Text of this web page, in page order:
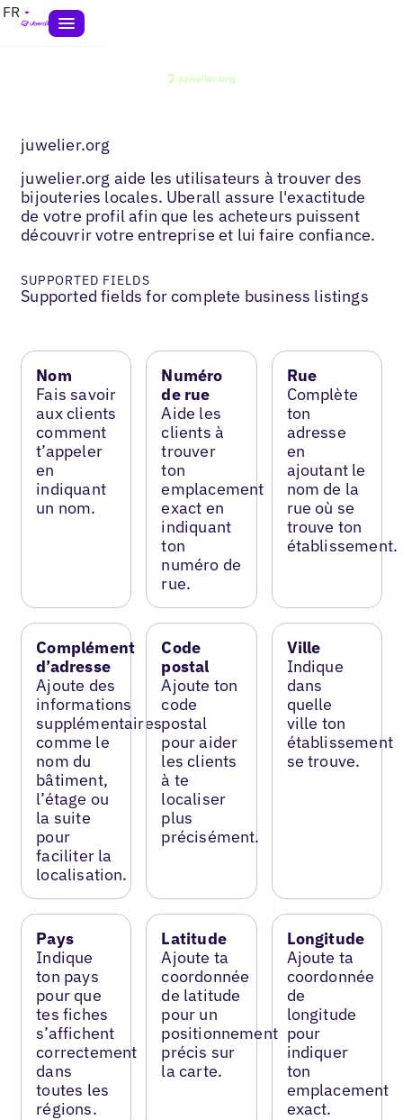
FR
juwelier.org
juwelier.org aide les utilisateurs à trouver des
bijouteries locales. Uberall assure l'exactitude
de votre profil afin que les acheteurs puissent
découvrir votre entreprise et lui faire confiance.
SUPPORTED FIELDS
Supported fields for complete business listings
Nom
Fais savoir
aux clients
comment
t’appeler
en
indiquant
un nom.
Numéro
de rue
Aide les
clients à
trouver
ton
emplacement
exact en
indiquant
ton
numéro de
rue.
Rue
Complète
ton
adresse
en
ajoutant le
nom de la
rue où se
trouve ton
établissement.
Complément
d’adresse
Ajoute des
informations
supplémentaires
comme le
nom du
bâtiment,
l’étage ou
la suite
pour
faciliter la
localisation.
Code
postal
Ajoute ton
code
postal
pour aider
les clients
à te
localiser
plus
précisément.
Ville
Indique
dans
quelle
ville ton
établissement
se trouve.
Pays
Indique
ton pays
pour que
tes fiches
s’affichent
correctement
dans
toutes les
régions.
Latitude
Ajoute ta
coordonnée
de latitude
pour un
positionnement
précis sur
la carte.
Longitude
Ajoute ta
coordonnée
de
longitude
pour
indiquer
ton
emplacement
exact.